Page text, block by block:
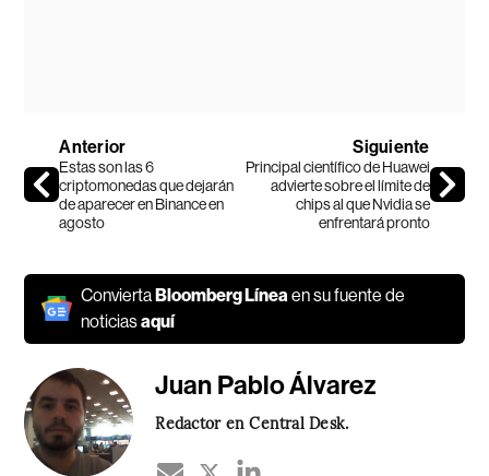
Anterior
Estas son las 6
criptomonedas que dejarán
de aparecer en Binance en
agosto
Siguiente
Principal científico de Huawei
advierte sobre el límite de
chips al que Nvidia se
enfrentará pronto
ConviertaBloomberg Línea en su fuente de
noticiasaquí
Juan Pablo Álvarez
Redactor en Central Desk.